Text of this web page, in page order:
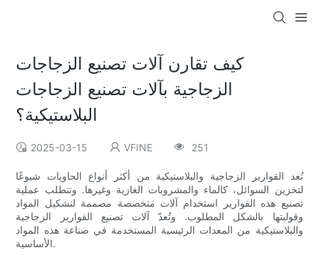
كيف تقارن آلات تصنيع الزجاجات
الزجاجية بآلات تصنيع الزجاجات
البلاستيكية؟
2025-03-15 VFINE 251
تُعد القوارير الزجاجية والبلاستيكية من أكثر أنواع الحاويات شيوعًا
لتخزين السوائل، كالماء والمشروبات الغازية وغيرها. وتتطلب عملية
تصنيع هذه القوارير استخدام آلات متخصصة مصممة لتشكيل المواد
وقولبتها بالشكل المطلوب. وتُعدّ آلات تصنيع القوارير الزجاجية
والبلاستيكية من المعدات الرئيسية المستخدمة في صناعة هذه المواد
الأساسية.